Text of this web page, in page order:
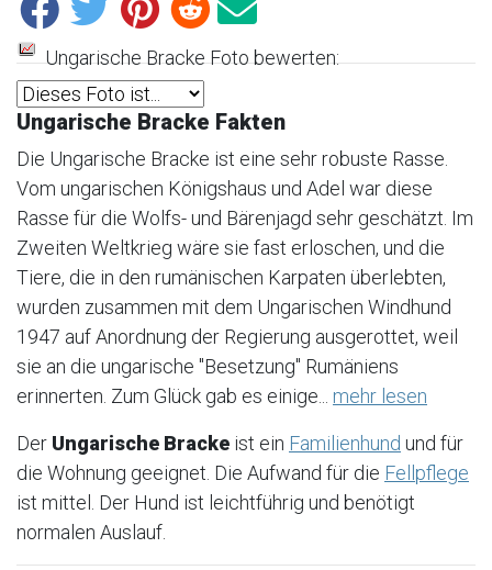
Ungarische Bracke Foto bewerten:
Ungarische Bracke Fakten
Die Ungarische Bracke ist eine sehr robuste Rasse.
Vom ungarischen Königshaus und Adel war diese
Rasse für die Wolfs- und Bärenjagd sehr geschätzt. Im
Zweiten Weltkrieg wäre sie fast erloschen, und die
Tiere, die in den rumänischen Karpaten überlebten,
wurden zusammen mit dem Ungarischen Windhund
1947 auf Anordnung der Regierung ausgerottet, weil
sie an die ungarische "Besetzung" Rumäniens
erinnerten. Zum Glück gab es einige... mehr lesen
Der Ungarische Bracke ist ein Familienhund und für
die Wohnung geeignet. Die Aufwand für die Fellpflege
ist mittel. Der Hund ist leichtführig und benötigt
normalen Auslauf.